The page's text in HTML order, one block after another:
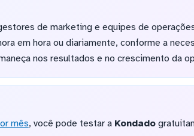
de marketing e equipes de
em hora ou diariamente, conforme a
nos resultados e no crescimento da
mês, você pode testar a Kondado